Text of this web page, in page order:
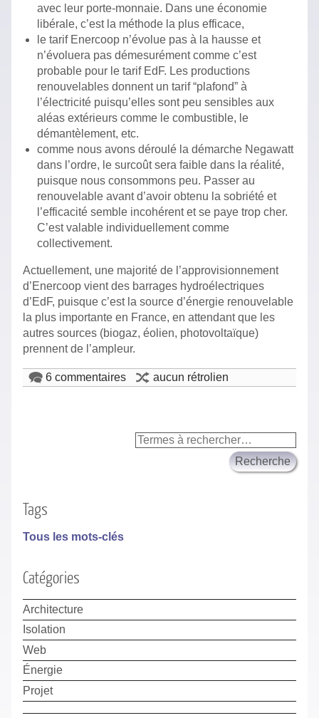
avec leur porte-monnaie. Dans une économie
libérale, c’est la méthode la plus efficace,
le tarif Enercoop n’évolue pas à la hausse et
n’évoluera pas démesurément comme c’est
probable pour le tarif EdF. Les productions
renouvelables donnent un tarif “plafond” à
l’électricité puisqu’elles sont peu sensibles aux
aléas extérieurs comme le combustible, le
démantèlement, etc.
comme nous avons déroulé la démarche Negawatt
dans l’ordre, le surcoût sera faible dans la réalité,
puisque nous consommons peu. Passer au
renouvelable avant d’avoir obtenu la sobriété et
l’efficacité semble incohérent et se paye trop cher.
C’est valable individuellement comme
collectivement.
Actuellement, une majorité de l’approvisionnement
d’Enercoop vient des barrages hydroélectriques
d’EdF, puisque c’est la source d’énergie renouvelable
la plus importante en France, en attendant que les
autres sources (biogaz, éolien, photovoltaïque)
prennent de l’ampleur.
6 commentaires aucun rétrolien
Tags
Tous les mots-clés
Catégories
Architecture
Isolation
Web
Énergie
Projet